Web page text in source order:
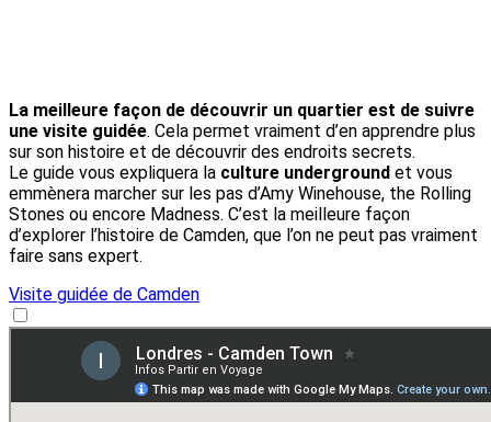
La meilleure façon de découvrir un quartier est de suivre
une visite guidée. Cela permet vraiment d’en apprendre plus
sur son histoire et de découvrir des endroits secrets.
Le guide vous expliquera la culture underground et vous
emmènera marcher sur les pas d’Amy Winehouse, the Rolling
Stones ou encore Madness. C’est la meilleure façon
d’explorer l’histoire de Camden, que l’on ne peut pas vraiment
faire sans expert.
Visite guidée de Camden